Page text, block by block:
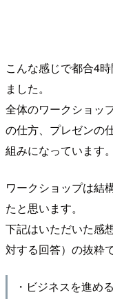
こんな感じで都合4
ました。
全体のワークショッ
の仕方、プレゼンの
組みになっています。
ワークショップは結
たと思います。
下記はいただいた感
対する回答）の抜粋で
・ビジネスを進め